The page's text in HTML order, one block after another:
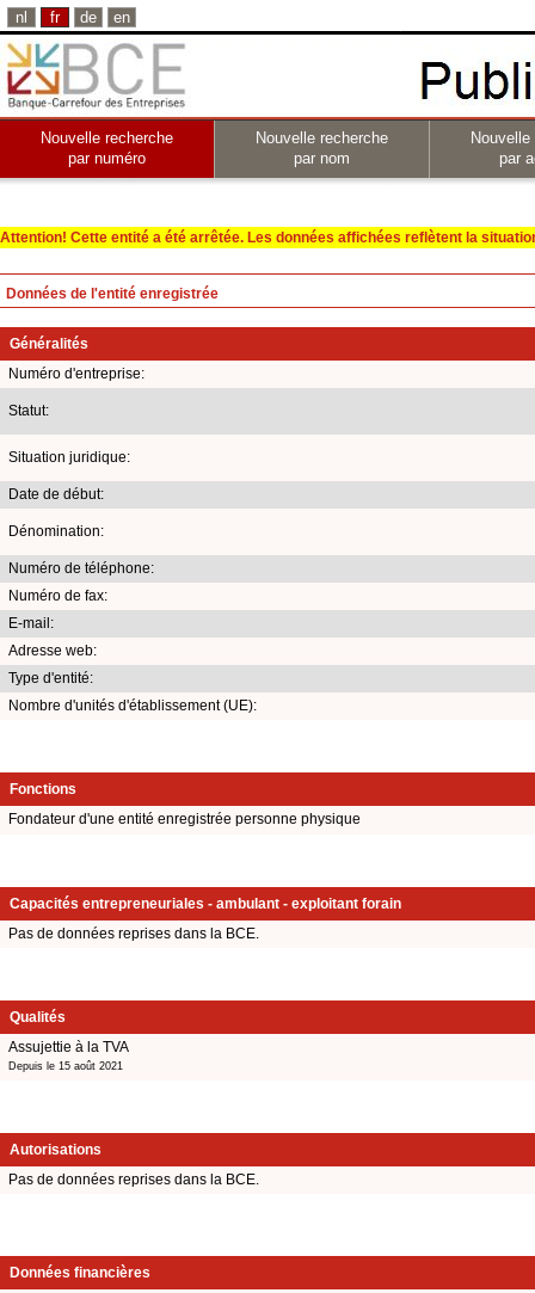
nl fr de en
Nouvelle recherche
par numéro
Nouvelle recherche
par nom
par
Attention! Cette entité a été arrêtée. Les données affichées reflètent la
Données de l'entité enregistrée
Généralités
Numéro d'entreprise:
Statut:
Situation juridique:
Date de début:
Dénomination:
Numéro de téléphone:
Numéro de fax:
E-mail:
Adresse web:
Type d'entité:
Nombre d'unités d'établissement (UE):
Fonctions
Fondateur d'une entité enregistrée personne physique
Capacités entrepreneuriales - ambulant - exploitant forain
Pas de données reprises dans la BCE.
Qualités
Assujettie à la TVA
Depuis le 15 août 2021
Autorisations
Pas de données reprises dans la BCE.
Données financières